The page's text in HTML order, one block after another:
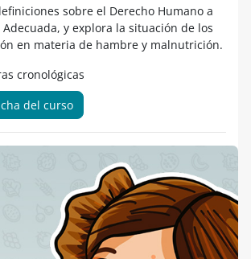
sobre el Derecho Humano a
y explora la situación de los
en materia de hambre y malnutrición.
cronológicas
del curso